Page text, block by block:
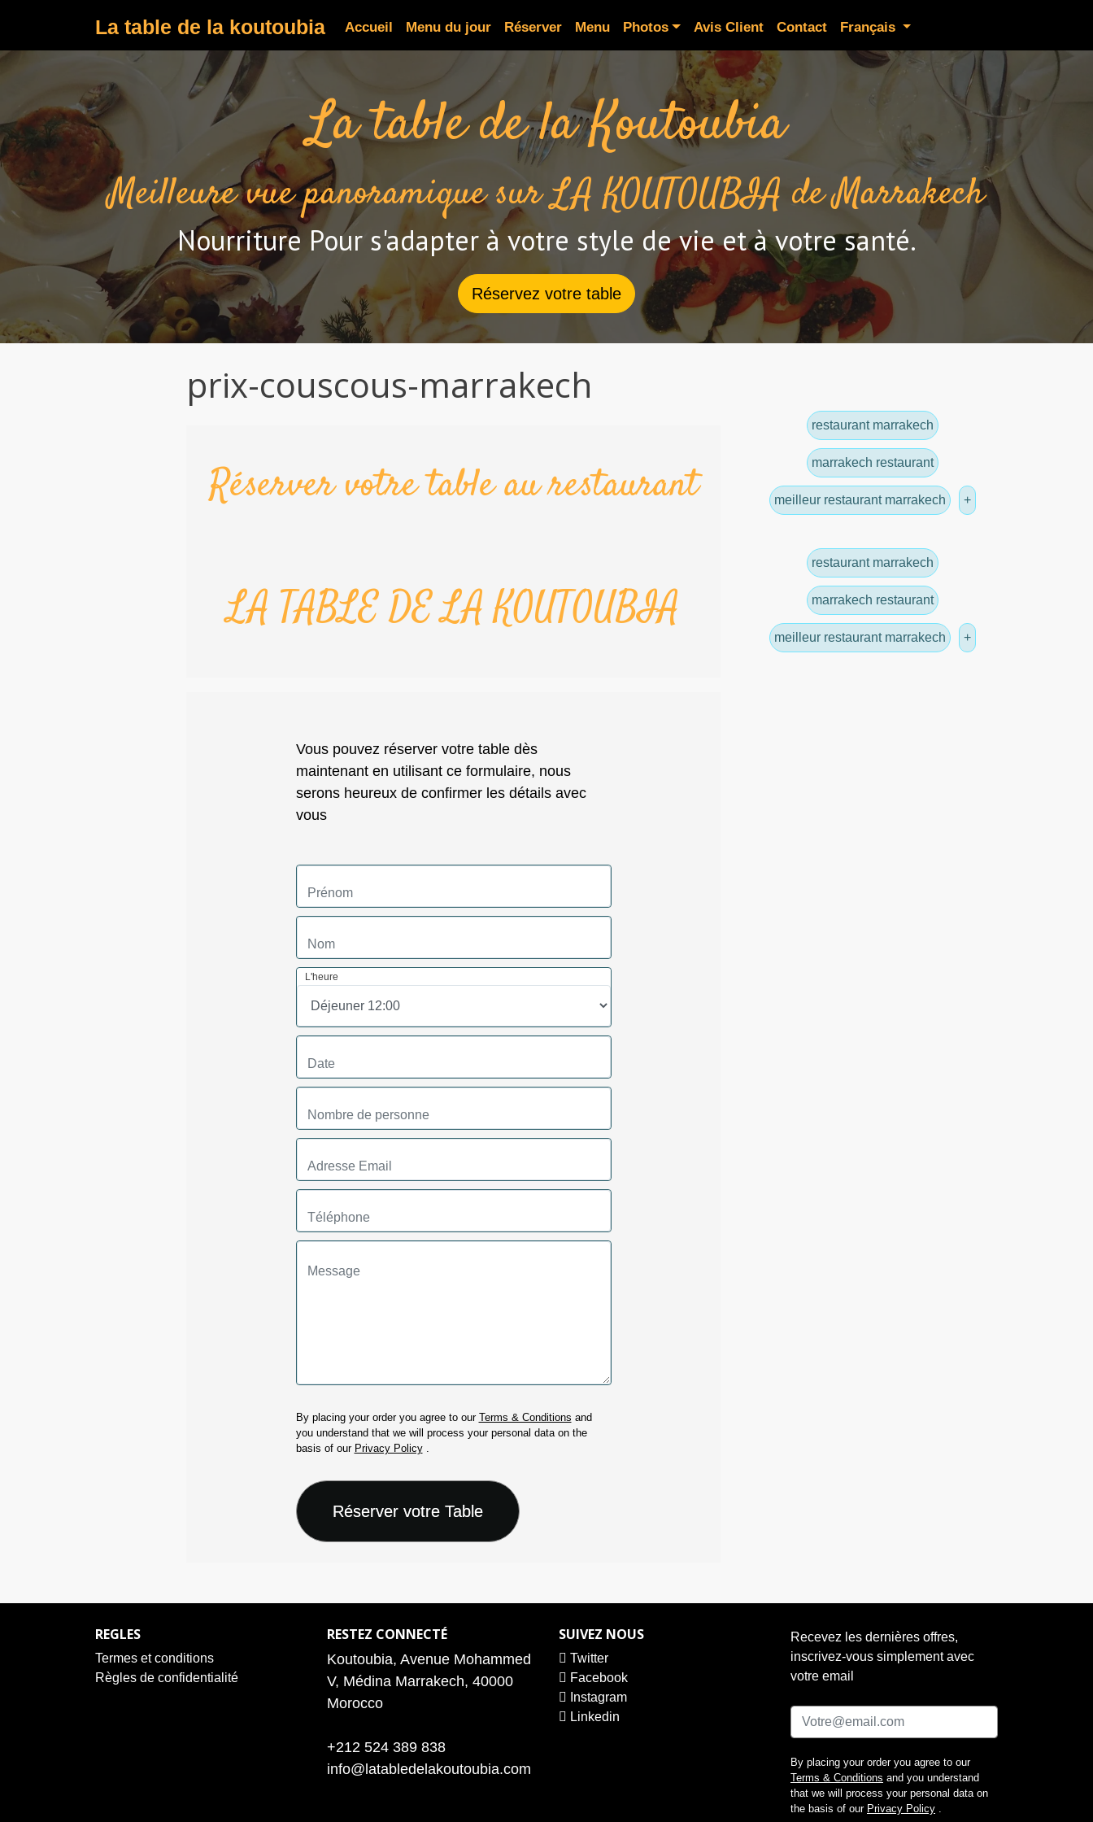
La table de la koutoubia Accueil Menu du jour Réserver Menu Photos Avis Client Contact Français
La table de la Koutoubia
Meilleure vue panoramique sur LA KOUTOUBIA de Marrakech
Nourriture Pour s'adapter à votre style de vie et à votre santé.
Réservez votre table
prix-couscous-marrakech
Réserver votre table au restaurant
LA TABLE DE LA KOUTOUBIA
Vous pouvez réserver votre table dès
maintenant en utilisant ce formulaire, nous
serons heureux de confirmer les détails avec
vous
L'heure
By placing your order you agree to our Terms & Conditions and
you understand that we will process your personal data on the
basis of our Privacy Policy.
restaurant marrakech
marrakech restaurant
meilleur restaurant marrakech +
restaurant marrakech
marrakech restaurant
meilleur restaurant marrakech +
REGLES
Termes et conditions
Règles de confidentialité
RESTEZ CONNECTÉ
Koutoubia, Avenue Mohammed
V, Médina Marrakech, 40000
Morocco
+212 524 389 838
info@latabledelakoutoubia.com
SUIVEZ NOUS
Twitter
Facebook
Instagram
Linkedin
Recevez les dernières offres,
inscrivez-vous simplement avec
votre email
By placing your order you agree to our
Terms & Conditions and you understand
that we will process your personal data on
the basis of our Privacy Policy .